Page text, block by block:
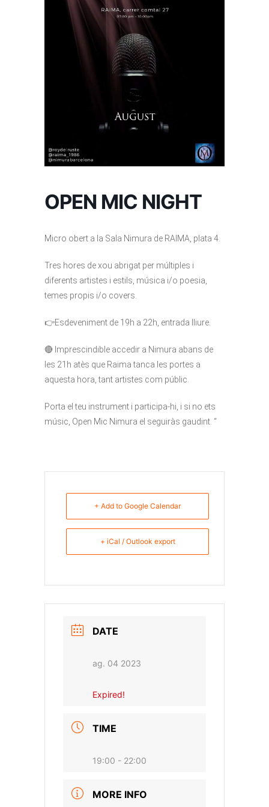
OPEN MIC NIGHT
Micro obert a la Sala Nimura de RAIMA, plata 4.
Tres hores de xou abrigat per múltiples i
diferents artistes i estils, música i/o poesia,
temes propis i/o covers.
👉Esdeveniment de 19h a 22h, entrada lliure.
🔴 Imprescindible accedir a Nimura abans de
les 21h atès que Raima tanca les portes a
aquesta hora, tant artistes com públic.
Porta el teu instrument i participa-hi, i si no ets
músic, Open Mic Nimura el seguiràs gaudint. “
+ Add to Google Calendar
+ iCal / Outlook export
DATE
ag. 04 2023
Expired!
TIME
19:00 - 22:00
MORE INFO